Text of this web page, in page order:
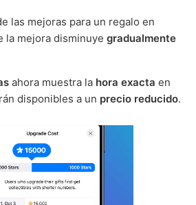
las mejoras para un regalo en
la mejora disminuye gradualmente
ahora muestra la hora exacta en
disponibles a un precio reducido.